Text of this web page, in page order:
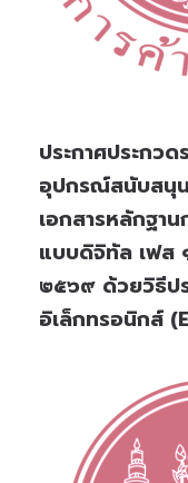
ประกาศประกวด
อุปกรณ์สนับสนุ
เอกสารหลักฐา
แบบดิจิทัล เฟส
๒๕๖๙ ด้วยวิธีป
อิเล็กทรอนิกส์